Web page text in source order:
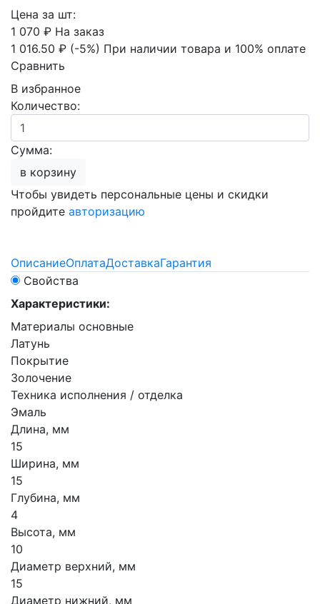
Цена за шт:
1 070 ₽ На заказ
1 016.50 ₽ (-5%) При наличии товара и 100% оплате
Сравнить
В избранное
Количество:
Сумма:
в корзину
Чтобы увидеть персональные цены и скидки
пройдите авторизацию
ОписаниеОплатаДоставкаГарантия
Свойства
Характеристики:
Материалы основные
Латунь
Покрытие
Золочение
Техника исполнения / отделка
Эмаль
Длина, мм
15
Ширина, мм
15
Глубина, мм
4
Высота, мм
10
Диаметр верхний, мм
15
Диаметр нижний, мм